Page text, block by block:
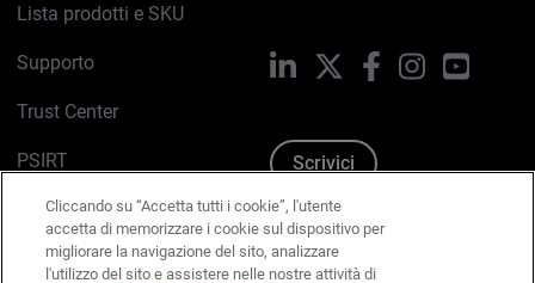
Lista prodotti e SKU
Supporto
Trust Center
PSIRT
Politica sui cookie
Informativa sulla privacy
LinkedIn FacebookInstagram
Scrivici
Cliccando su “Accetta tutti i cookie”, l'utente
accetta di memorizzare i cookie sul dispositivo per
migliorare la navigazione del sito, analizzare
l'utilizzo del sito e assistere nelle nostre attività di